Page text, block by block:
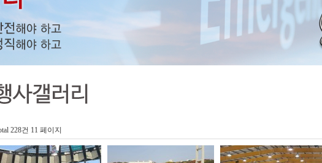
228건 11 페이지